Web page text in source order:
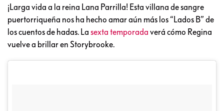
¡Larga vida a la reina Lana Parrilla! Esta villana de sangre
puertorriqueña nos ha hecho amar aún más los “Lados B” de
los cuentos de hadas. La sexta temporada verá cómo Regina
vuelve a brillar en Storybrooke.